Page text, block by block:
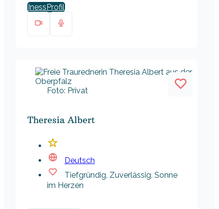
Iness
Foto: Privat
Theresia Albert
Deutsch
Tiefgründig, Zuverlässig, Sonne
im Herzen